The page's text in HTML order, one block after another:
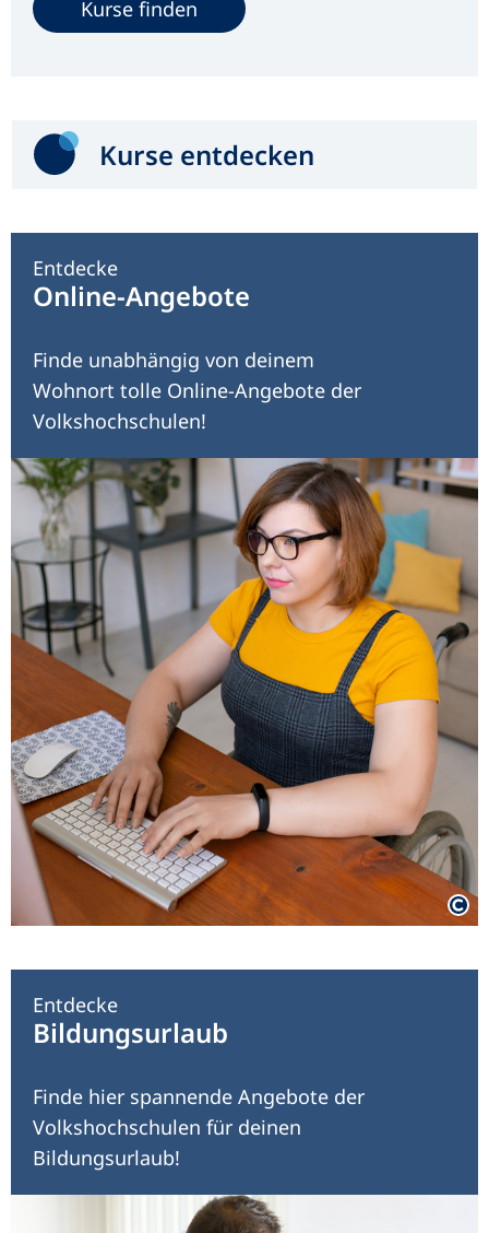
Kurse entdecken
Entdecke
Online-Angebote
Finde unabhängig von deinem
Wohnort tolle Online-Angebote der
Volkshochschulen!
Entdecke
Bildungsurlaub
Finde hier spannende Angebote der
Volkshochschulen für deinen
Bildungsurlaub!